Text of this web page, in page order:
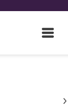
Open
Main